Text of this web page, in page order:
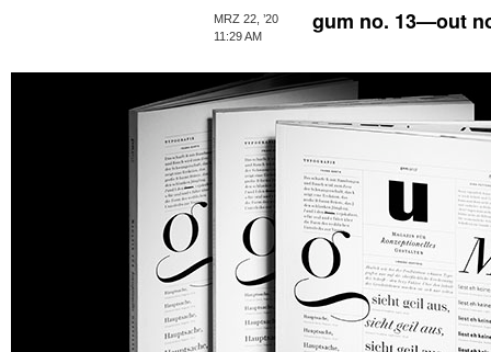
gum no. 13—out
MRZ 22, ’20
11:29 AM